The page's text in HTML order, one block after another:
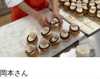
岡本さん